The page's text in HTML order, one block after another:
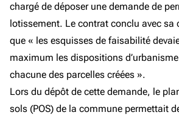
chargé de déposer une demande de
lotissement. Le contrat conclu avec sa
que « les esquisses de faisabilité
maximum les dispositions
chacune des parcelles créées ».
Lors du dépôt de cette demande, le
sols (POS) de la commune permettait